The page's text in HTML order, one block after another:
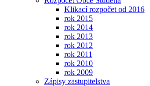
Klikací rozpočet od 2016
rok 2015
rok 2014
rok 2013
rok 2012
rok 2011
rok 2010
rok 2009
Zápisy zastupitelstva